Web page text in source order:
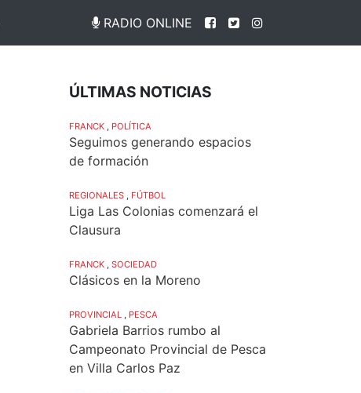
RADIO ONLINE
ÚLTIMAS NOTICIAS
FRANCK POLÍTICA
Seguimos generando espacios
de formación
REGIONALES FÚTBOL
Liga Las Colonias comenzará el
Clausura
FRANCK SOCIEDAD
Clásicos en la Moreno
PROVINCIAL PESCA
Gabriela Barrios rumbo al
Campeonato Provincial de Pesca
en Villa Carlos Paz